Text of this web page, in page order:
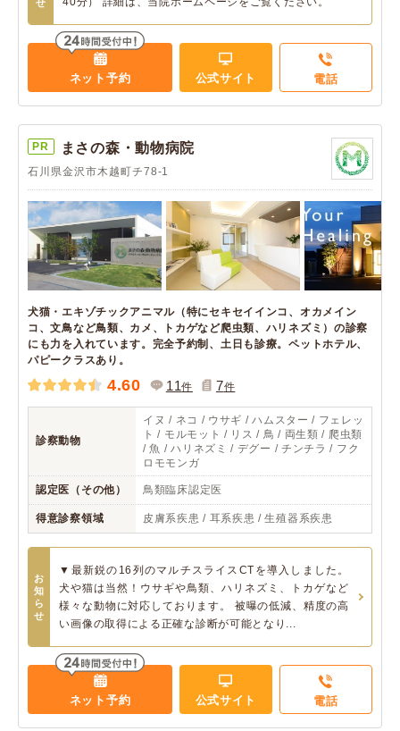
せ
ネット予約 公式サイト 電話
PR まさの森・動物病院
石川県金沢市木越町チ78-1
犬猫・エキゾチックアニマル（特にセキセイインコ、オカメイン
コ、文鳥など鳥類、カメ、トカゲなど爬虫類、ハリネズミ）の診察
にも力を入れています。完全予約制、土日も診療。ペットホテル、
パピークラスあり。
4.60 11件 7件
診察動物
イヌ / ネコ / ウサギ / ハムスター / フェレッ
ト / モルモット / リス / 鳥 / 両生類 / 爬虫類
/ 魚 / ハリネズミ / デグー / チンチラ / フク
ロモモンガ
認定医（その他） 鳥類臨床認定医
得意診察領域 皮膚系疾患 / 耳系疾患 / 生殖器系疾患
お
知
ら
せ
▼最新鋭の16列のマルチスライスCTを導入しました。
犬や猫は当然！ウサギや鳥類、ハリネズミ、トカゲなど
様々な動物に対応しております。 被曝の低減、精度の高
い画像の取得による正確な診断が可能となり...
ネット予約 公式サイト 電話